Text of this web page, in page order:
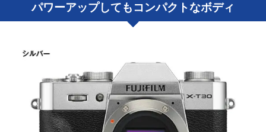
パワーアップしてもコンパクトなボディ